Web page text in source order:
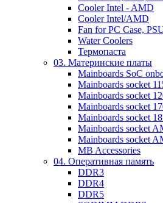
Cooler Intel - AMD
Cooler Intel/AMD
Fan for PC Case,
Water Coolers
Термопаста
03. Материнские платы
Mainboards SoC
Mainboards socket
Mainboards socket
Mainboards socket
Mainboards socket
Mainboards socket
Mainboards socket
MB Accessories
04. Оперативная память
DDR3
DDR4
DDR5